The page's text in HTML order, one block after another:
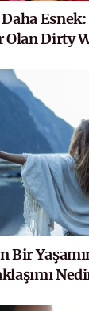
Daha
Dirty
Bir